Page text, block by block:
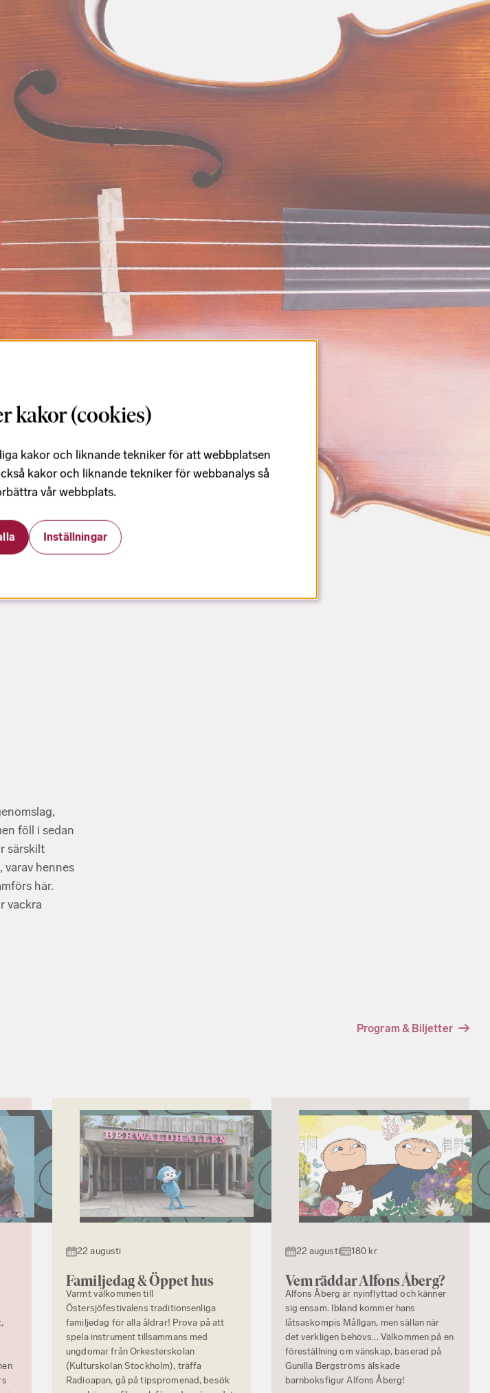
föll i sedan
särskilt
varav hennes
här.
vackra
Program & Biljetter
22 augusti
Familjedag & Öppet hus
Varmt välkommen till
Östersjöfestivalens traditionsenliga
familjedag för alla åldrar! Prova på att
spela instrument tillsammans med
ungdomar från Orkesterskolan
(Kulturskolan Stockholm), träffa
Radioapan, gå på tipspromenad, besök
22 augusti 180 kr
Vem räddar Alfons Åberg?
Alfons Åberg är nyinflyttad och känner
sig ensam. Ibland kommer hans
låtsaskompis Mållgan, men sällan när
det verkligen behövs... Välkommen på en
föreställning om vänskap, baserad på
Gunilla Bergströms älskade
barnboksfigur Alfons Åberg!
kakor (cookies)
kakor och liknande tekniker för att webbplatsen
kakor och liknande tekniker för webbanalys så
vår webbplats.
Inställningar